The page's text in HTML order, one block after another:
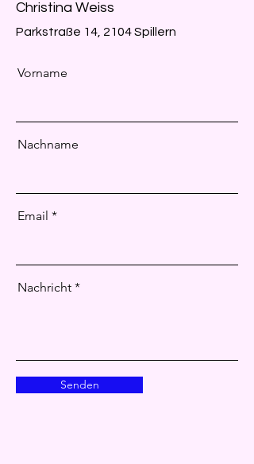
Christina Weiss
Parkstraße 14, 2104 Spillern
Vorname
Nachname
Email
Nachricht
Senden